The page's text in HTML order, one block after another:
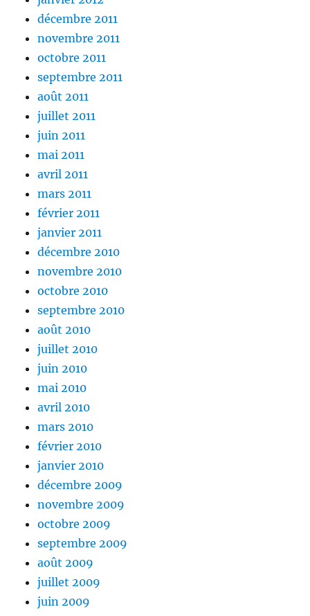
décembre 2011
novembre 2011
octobre 2011
septembre 2011
août 2011
juillet 2011
juin 2011
mai 2011
avril 2011
mars 2011
février 2011
janvier 2011
décembre 2010
novembre 2010
octobre 2010
septembre 2010
août 2010
juillet 2010
juin 2010
mai 2010
avril 2010
mars 2010
février 2010
janvier 2010
décembre 2009
novembre 2009
octobre 2009
septembre 2009
août 2009
juillet 2009
juin 2009